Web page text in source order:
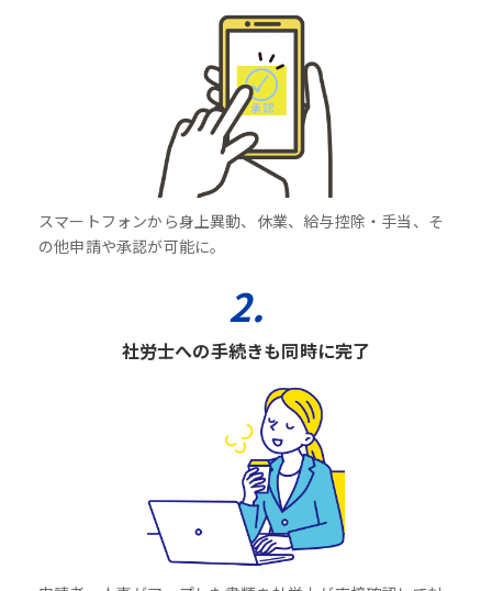
スマートフォンから身上異動、休業、給与控除・手当、そ
の他申請や承認が可能に。
2.
社労士への手続きも同時に完了